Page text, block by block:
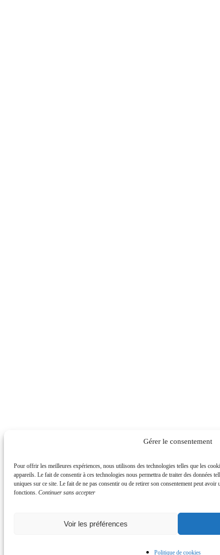
Gérer le consentement
Pour offrir les meilleures expériences, nous utilisons des technologies telles que les
appareils. Le fait de consentir à ces technologies nous permettra de traiter des données
uniques sur ce site. Le fait de ne pas consentir ou de retirer son consentement peut avoir
fonctions. Continuer sans accepter
Voir les préférences
Politique de cookies